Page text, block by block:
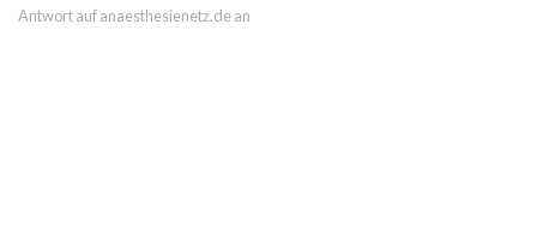
Antwort auf anaesthesienetz.de an